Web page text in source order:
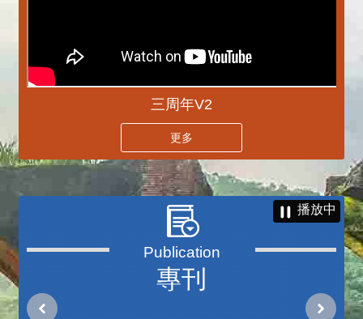
三周年V2
更多
專刊
播放中